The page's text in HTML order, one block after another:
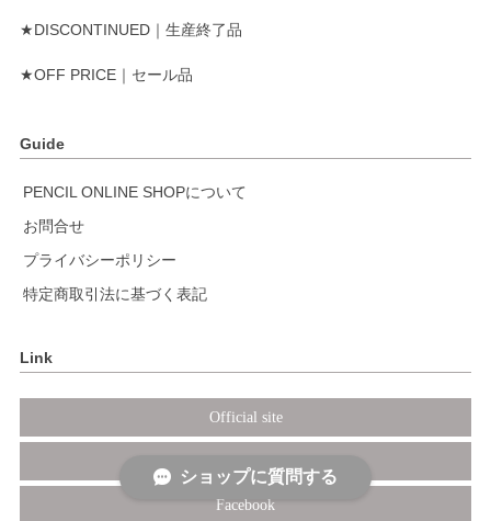
★DISCONTINUED｜生産終了品
★OFF PRICE｜セール品
Guide
PENCIL ONLINE SHOPについて
お問合せ
プライバシーポリシー
特定商取引法に基づく表記
Link
Official site
Facebook
ショップに質問する